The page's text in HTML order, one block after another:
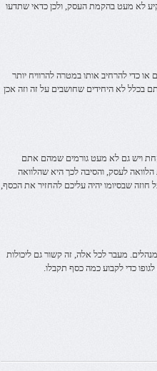
לא מעט בהקמת העסק, ולכן כדאי שתדעו
או כדי להרחיב אותו במטרה להרוויח יותר
בכלל לא היחידים שחושבים על זה וזה אכן
ויש גם לא מעט גורמים שמהם אתם
לעסק, והסיבה לכך היא שהלוואה
שבסיומו יהיה עליכם להחזיר את הכסף,
מעבר לכל אלה, זה קשור גם ליכולות
כדי לקבוע כמה כסף תקבלו.